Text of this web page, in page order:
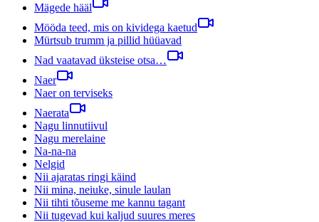
Mägede hääl
Mööda teed, mis on kividega kaetud
Mürtsub trumm ja pillid hüüavad
Nad vaatavad üksteise otsa…
Naer
Naer on terviseks
Naerata
Nagu linnutiivul
Nagu merelaine
Na-na-na
Nelgid
Nii ajaratas ringi käind
Nii mina, neiuke, sinule laulan
Nii tihti tõuseme me kannu tagant
Nii tugevad kui kaljud suures meres